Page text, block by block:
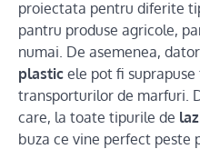
proiectata pentru diferite
pantru produse agricole,
numai. De asemenea,
plastic ele pot fi
transporturilor de marfuri.
care, la toate tipurile de
buza ce vine perfect peste